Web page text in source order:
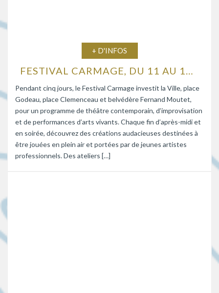
+ D'INFOS
FESTIVAL CARMAGE, DU 11 AU 15 AOÛT 2026
Pendant cinq jours, le Festival Carmage investit la Ville, place
Godeau, place Clemenceau et belvédère Fernand Moutet,
pour un programme de théâtre contemporain, d’improvisation
et de performances d’arts vivants. Chaque fin d’après-midi et
en soirée, découvrez des créations audacieuses destinées à
être jouées en plein air et portées par de jeunes artistes
professionnels. Des ateliers […]